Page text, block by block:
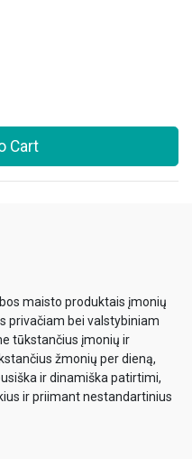
Cart
maisto produktais įmonių
privačiam bei valstybiniam
tūkstančius įmonių ir
žmonių per dieną,
ir dinamiška patirtimi,
ir priimant nestandartinius